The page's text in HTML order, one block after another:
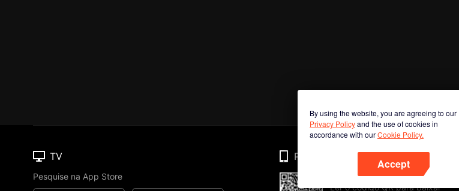
By using the website, you are agreeing to our
Privacy Policyand the use of cookies in
accordance with ourCookie Policy.
Accept
TV
Pesquise na App Store
Phone
Ler o código QR para baixar